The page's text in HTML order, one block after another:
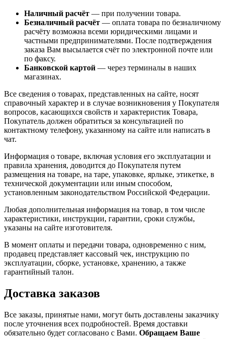
Наличный расчёт — при получении товара.
Безналичный расчёт — оплата товара по безналичному
расчёту возможна всеми юридическими лицами и
частными предпринимателями. После подтверждения
заказа Вам высылается счёт по электронной почте или
по факсу.
Банковской картой — через терминалы в наших
магазинах.
Все сведения о товарах, представленных на сайте, носят
справочный характер и в случае возникновения у Покупателя
вопросов, касающихся свойств и характеристик Товара,
Покупатель должен обратиться за консультацией по
контактному телефону, указанному на сайте или написать в
чат.
Информация о товаре, включая условия его эксплуатации и
правила хранения, доводится до Покупателя путем
размещения на товаре, на таре, упаковке, ярлыке, этикетке, в
технической документации или иным способом,
установленным законодательством Российской Федерации.
Любая дополнительная информация на товар, в том числе
характеристики, инструкции, гарантии, сроки службы,
указаны на сайте изготовителя.
В момент оплаты и передачи товара, одновременно с ним,
продавец представляет кассовый чек, инструкцию по
эксплуатации, сборке, установке, хранению, а также
гарантийный талон.
Доставка заказов
Все заказы, принятые нами, могут быть доставлены заказчику
после уточнения всех подробностей. Время доставки
обязательно будет согласовано с Вами. Обращаем Ваше